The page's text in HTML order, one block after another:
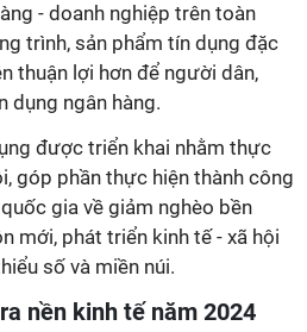
- doanh nghiệp trên toàn
trình, sản phẩm tín dụng đặc
thuận lợi hơn để người dân,
dụng ngân hàng.
được triển khai nhằm thực
góp phần thực hiện thành công
gia về giảm nghèo bền
mới, phát triển kinh tế - xã hội
số và miền núi.
nền kinh tế năm 2024